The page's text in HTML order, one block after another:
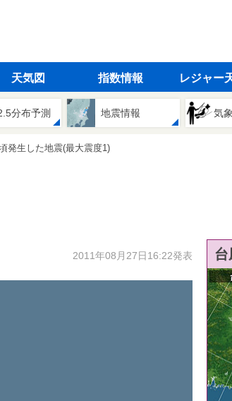
天気図 指数情報 レジャー
分布予測 地震情報 気
発生した地震(最大震度1)
2011年08月27日16:22発表